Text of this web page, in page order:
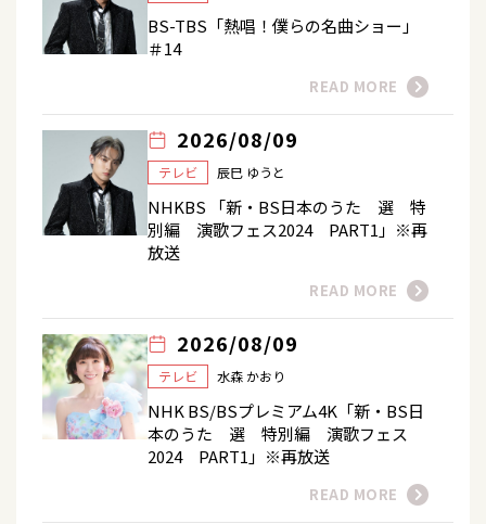
BS-TBS「熱唱！僕らの名曲ショー」
＃14
READ MORE
2026/08/09
テレビ 辰巳 ゆうと
NHKBS 「新・BS日本のうた 選 特
別編 演歌フェス2024 PART1」※再
放送
READ MORE
2026/08/09
テレビ 水森 かおり
NHK BS/BSプレミアム4K「新・BS日
本のうた 選 特別編 演歌フェス
2024 PART1」※再放送
READ MORE